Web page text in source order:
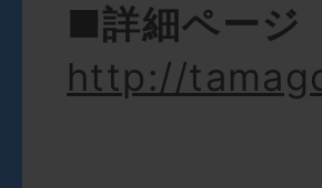
■詳細ページ
http://